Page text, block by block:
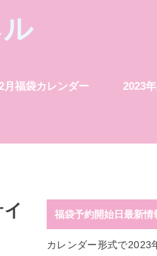
月福袋カレンダー 2023
福袋予約開始日最新情
カレンダー形式で2023